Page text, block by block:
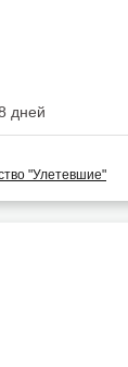
дней
"Улетевшие"